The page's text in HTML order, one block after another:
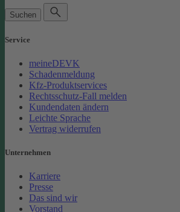
Suchen
Service
meineDEVK
Schadenmeldung
Kfz-Produktservices
Rechtsschutz-Fall melden
Kundendaten ändern
Leichte Sprache
Vertrag widerrufen
Unternehmen
Karriere
Presse
Das sind wir
Vorstand